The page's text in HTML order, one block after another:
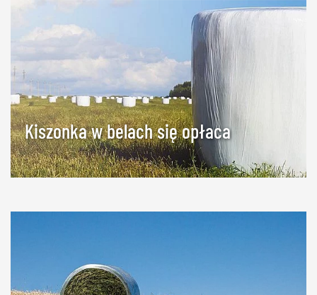
Kiszonka w belach się opłaca